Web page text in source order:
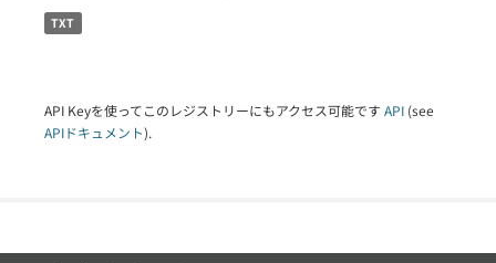
TXT
API Keyを使ってこのレジストリーにもアクセス可能です API (see
APIドキュメント).